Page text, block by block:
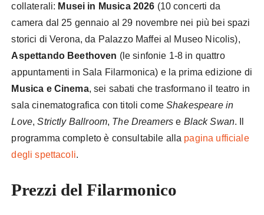
collaterali: Musei in Musica 2026 (10 concerti da
camera dal 25 gennaio al 29 novembre nei più bei spazi
storici di Verona, da Palazzo Maffei al Museo Nicolis),
Aspettando Beethoven (le sinfonie 1-8 in quattro
appuntamenti in Sala Filarmonica) e la prima edizione di
Musica e Cinema, sei sabati che trasformano il teatro in
sala cinematografica con titoli comeShakespeare in
Love,Strictly Ballroom, The Dreamers e Black Swan. Il
programma completo è consultabile alla pagina ufficiale
degli spettacoli.
Prezzi del Filarmonico